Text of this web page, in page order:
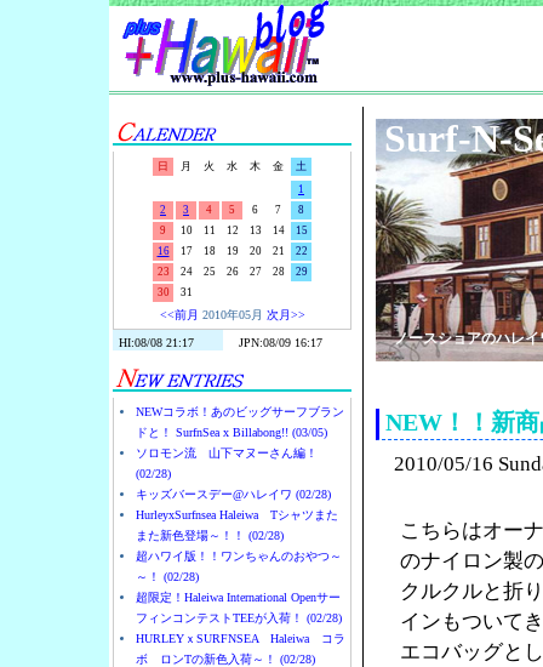
日 月 火 水 木 金
土
1
2
3 4 5 6 7
8
9
10 11 12 13 14
15
16
17 18 19 20 21
22
23
24 25 26 27 28
29
30
31
<<前月 2010年05月 次月>>
NEWコラボ！あのビッグサーフブラン
ドと！ SurfnSea x Billabong!! (03/05)
ソロモン流 山下マヌーさん編！
(02/28)
キッズバースデー@ハレイワ (02/28)
HurleyxSurfnsea Haleiwa Tシャツまた
また新色登場～！！ (02/28)
超ハワイ版！！ワンちゃんのおやつ～
～！ (02/28)
超限定！Haleiwa International Openサー
フィンコンテストTEEが入荷！ (02/28)
HURLEYｘSURFNSEA Haleiwa コラ
ボ ロンTの新色入荷～！ (02/28)
Surf-N-
ノースショアのハレ
NEW！！新
2010/05/16
こちらはオー
のナイロン製
クルクルと折
インもついて
エコバッグと